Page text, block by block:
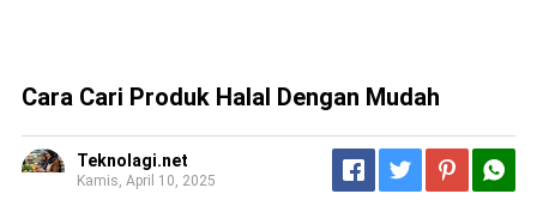
Cara Cari Produk Halal Dengan Mudah
Teknolagi.net
Kamis, April 10, 2025